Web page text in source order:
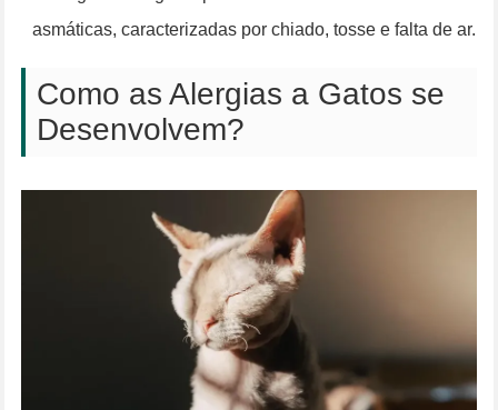
asmáticas, caracterizadas por chiado, tosse e falta de ar.
Como as Alergias a Gatos se
Desenvolvem?